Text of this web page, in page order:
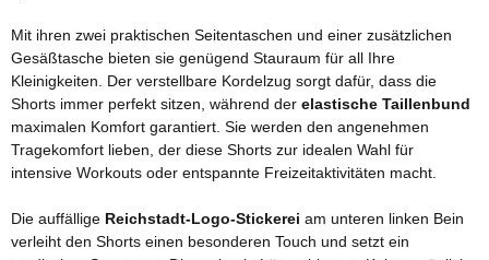
Mit ihren zwei praktischen Seitentaschen und einer zusätzlichen
Gesäßtasche bieten sie genügend Stauraum für all Ihre
Kleinigkeiten. Der verstellbare Kordelzug sorgt dafür, dass die
Shorts immer perfekt sitzen, während der elastische Taillenbund
maximalen Komfort garantiert. Sie werden den angenehmen
Tragekomfort lieben, der diese Shorts zur idealen Wahl für
intensive Workouts oder entspannte Freizeitaktivitäten macht.
Die auffällige Reichstadt-Logo-Stickerei am unteren linken Bein
verleiht den Shorts einen besonderen Touch und setzt ein